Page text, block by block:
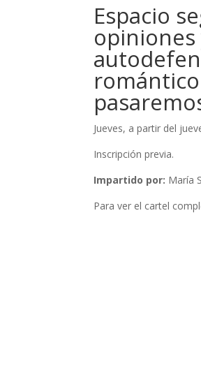
Espacio
opiniones
Jueves, a partir del
Inscripción previa.
Impartido por: María
Para ver el cartel